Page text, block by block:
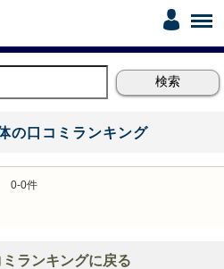
の口コミランキング
0-0件
ランキングに戻る